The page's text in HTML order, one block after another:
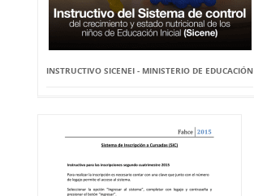
INSTRUCTIVO SICENEI - MINISTERIO DE EDUCACIÓN